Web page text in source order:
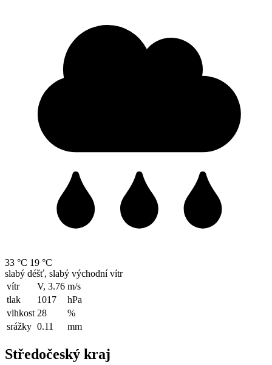
33 °C 19 °C
slabý déšť, slabý východní vítr
vítr
V, 3.76 m/s
tlak
1017
hPa
vlhkost 28
%
srážky 0.11 mm
Středočeský kraj